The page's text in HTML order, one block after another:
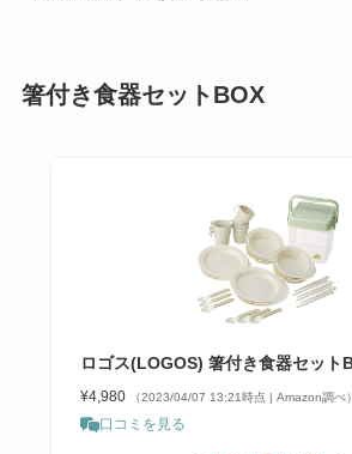
箸付き食器セットBOX
ロゴス(LOGOS) 箸付き食器セット
¥4,980 （2023/04/07 13:21時点 | Amazon調べ）
口コミを見る